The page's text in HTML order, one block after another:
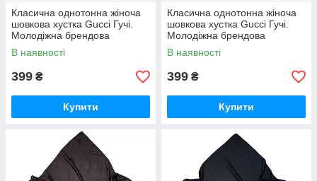
Класична однотонна жіноча
шовкова хустка Gucci Гучі.
Молодіжна брендова
натуральна літня хустка
Бежевий
В наявності
399 ₴
Купити
Класична однотонна жіноча
шовкова хустка Gucci Гучі.
Молодіжна брендова
натуральна літня хустка
Салатовий
В наявності
399 ₴
Купити